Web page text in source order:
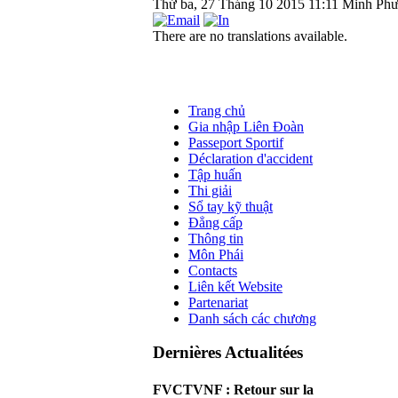
Thứ ba, 27 Tháng 10 2015 11:11 Minh
There are no translations available.
Trang chủ
Gia nhập Liên Đoàn
Passeport Sportif
Déclaration d'accident
Tập huấn
Thi giải
Sổ tay kỹ thuật
Đẳng cấp
Thông tin
Môn Phái
Contacts
Liên kết Website
Partenariat
Danh sách các chương
Dernières Actualitées
FVCTVNF : Retour sur la